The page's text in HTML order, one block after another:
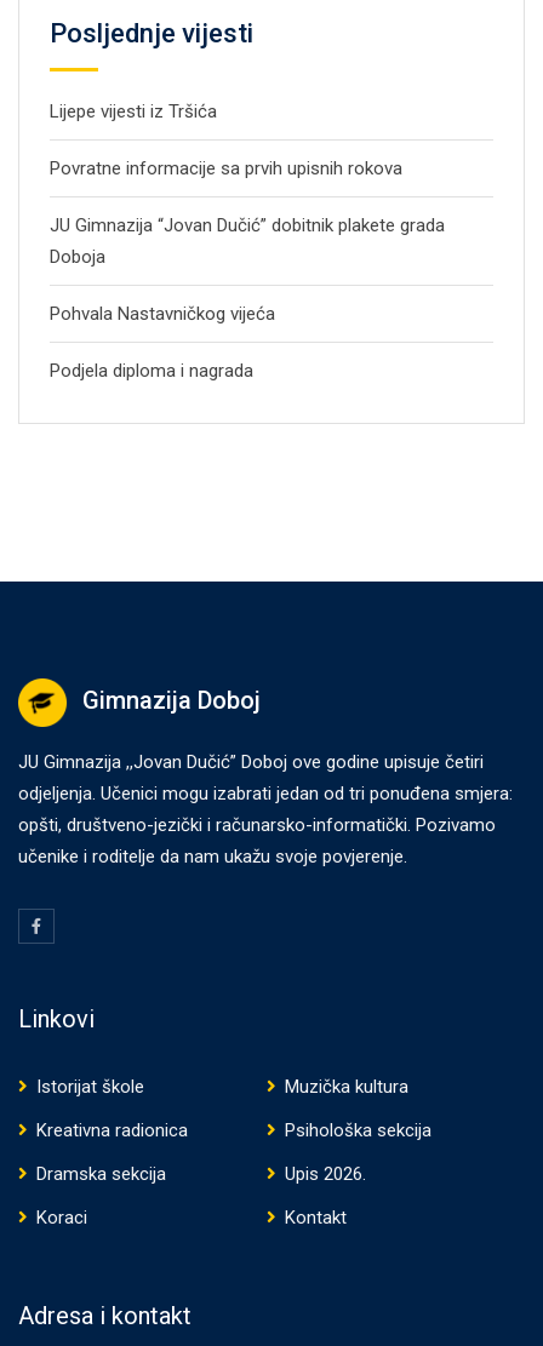
Posljednje vijesti
Lijepe vijesti iz Tršića
Povratne informacije sa prvih upisnih rokova
JU Gimnazija “Jovan Dučić” dobitnik plakete grada
Doboja
Pohvala Nastavničkog vijeća
Podjela diploma i nagrada
Gimnazija Doboj
JU Gimnazija ,,Jovan Dučić” Doboj ove godine upisuje četiri
odjeljenja. Učenici mogu izabrati jedan od tri ponuđena smjera:
opšti, društveno-jezički i računarsko-informatički. Pozivamo
učenike i roditelje da nam ukažu svoje povjerenje.
Linkovi
Istorijat škole
Muzička kultura
Kreativna radionica
Psihološka sekcija
Dramska sekcija
Upis 2026.
Koraci
Kontakt
Adresa i kontakt